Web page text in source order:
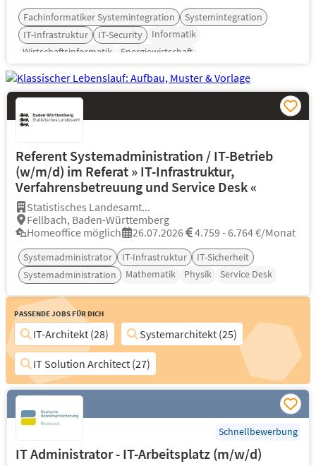
Fachinformatiker Systemintegration
Systemintegration
IT-Infrastruktur
IT-Security
Informatik
Wirtschaftsinformatik
Energiewirtschaft
Referent Systemadministration / IT-Betrieb
(w/m/d) im Referat » IT-Infrastruktur,
Verfahrensbetreuung und Service Desk «
Statistisches Landesamt...
Fellbach, Baden-Württemberg
Homeoffice möglich
26.07.2026 4.759 - 6.764 €/Monat
Systemadministrator IT-Infrastruktur
IT-Sicherheit
Systemadministration
Mathematik Physik Service Desk
Passende Jobs für Dich
IT-Architekt (28)
Systemarchitekt (25)
IT Solution Architect (27)
Schnellbewerbung
IT Administrator - IT-Arbeitsplatz (m/w/d)